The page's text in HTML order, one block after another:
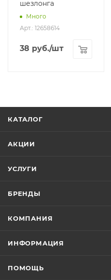
шезлонга
Много
Арт.: 12658614
38 руб./шт
КАТАЛОГ
АКЦИИ
УСЛУГИ
БРЕНДЫ
КОМПАНИЯ
ИНФОРМАЦИЯ
ПОМОЩЬ